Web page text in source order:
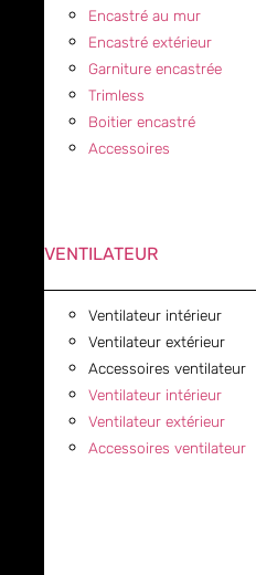
Encastré au mur
Encastré extérieur
Garniture encastrée
Trimless
Boitier encastré
Accessoires
VENTILATEUR
Ventilateur intérieur
Ventilateur extérieur
Accessoires ventilateur
Ventilateur intérieur
Ventilateur extérieur
Accessoires ventilateur